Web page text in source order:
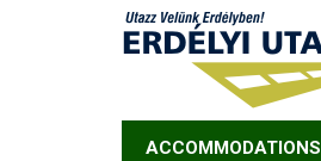
ACCOMMODATIONS